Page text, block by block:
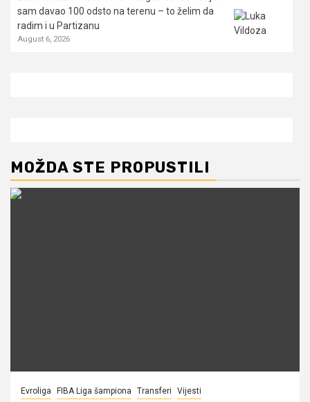
sam davao 100 odsto na terenu – to želim da
radim i u Partizanu
August 6, 2026
MOŽDA STE PROPUSTILI
Evroliga FIBA Liga šampiona Transferi Vijesti